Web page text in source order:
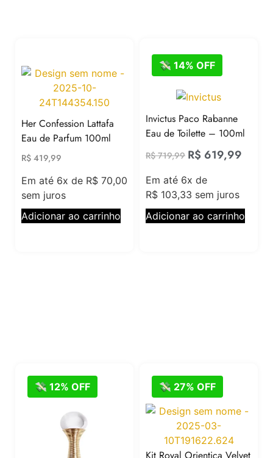
Her Confession Lattafa
Eau de Parfum 100ml
R$ 419,99
Em até 6x de R$ 70,00
sem juros
Adicionar ao carrinho
💸 14% OFF
Invictus Paco Rabanne
Eau de Toilette – 100ml
R$719,99 R$ 619,99
Em até 6x de
R$ 103,33 sem juros
Adicionar ao carrinho
💸 12% OFF 💸 27% OFF
Kit Royal Orientica Velvet